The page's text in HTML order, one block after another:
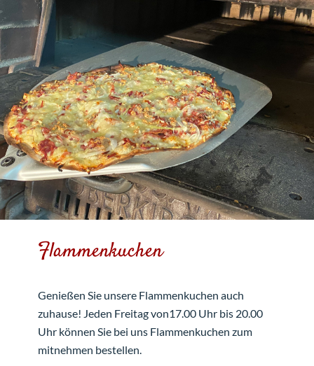
Flammenkuchen
Genießen Sie unsere Flammenkuchen auch
zuhause! Jeden Freitag von17.00 Uhr bis 20.00
Uhr können Sie bei uns Flammenkuchen zum
mitnehmen bestellen.